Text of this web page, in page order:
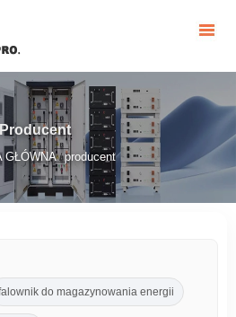
Producent
GŁÓWNA/producent
do magazynowania energii